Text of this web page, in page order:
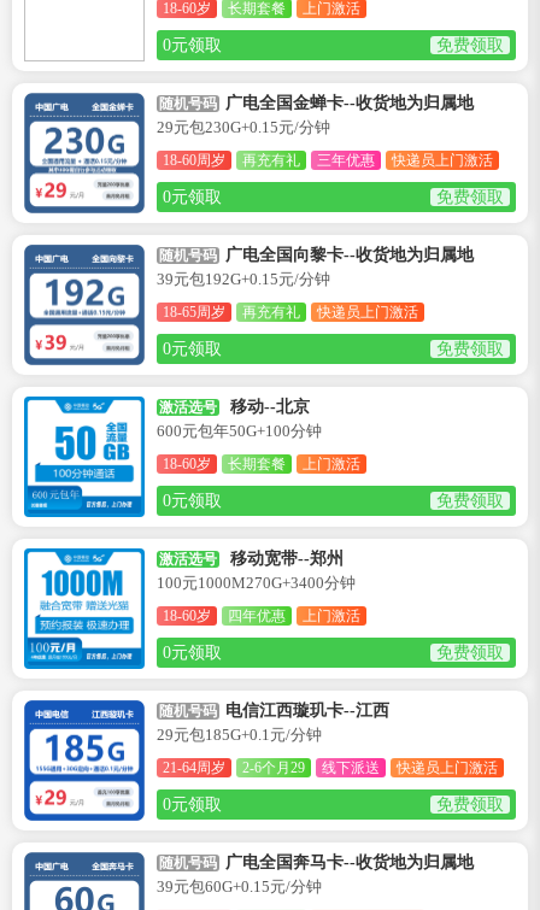
18-60岁 长期套餐 上门激活
0元领取 免费领取
随机号码 广电全国金蝉卡--收货地为归属地
29元包230G+0.15元/分钟
18-60周岁 再充有礼 三年优惠 快递员上门激活
0元领取 免费领取
随机号码 广电全国向黎卡--收货地为归属地
39元包192G+0.15元/分钟
18-65周岁 再充有礼 快递员上门激活
0元领取 免费领取
激活选号
移动--北京
600元包年50G+100分钟
18-60岁 长期套餐 上门激活
0元领取 免费领取
激活选号
移动宽带--郑州
100元1000M270G+3400分钟
18-60岁 四年优惠 上门激活
0元领取 免费领取
随机号码 电信江西璇玑卡--江西
29元包185G+0.1元/分钟
21-64周岁 2-6个月29 线下派送 快递员上门激活
0元领取 免费领取
随机号码 广电全国奔马卡--收货地为归属地
39元包60G+0.15元/分钟